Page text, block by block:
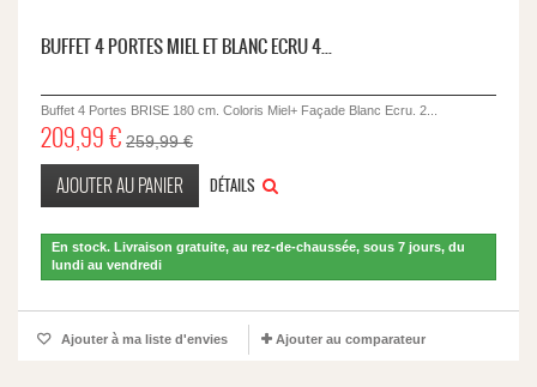
BUFFET 4 PORTES MIEL ET BLANC ECRU 4...
Buffet 4 Portes BRISE 180 cm. Coloris Miel+ Façade Blanc Ecru. 2...
209,99 € 259,99 €
AJOUTER AU PANIER DÉTAILS
En stock. Livraison gratuite, au rez-de-chaussée, sous 7 jours, du
lundi au vendredi
Ajouter à ma liste d'envies Ajouter au comparateur